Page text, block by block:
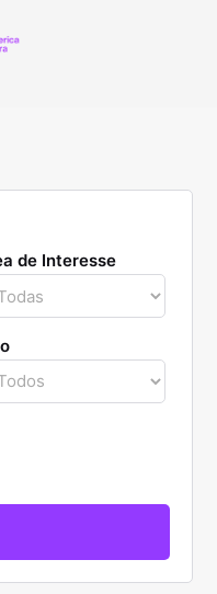
de Interesse